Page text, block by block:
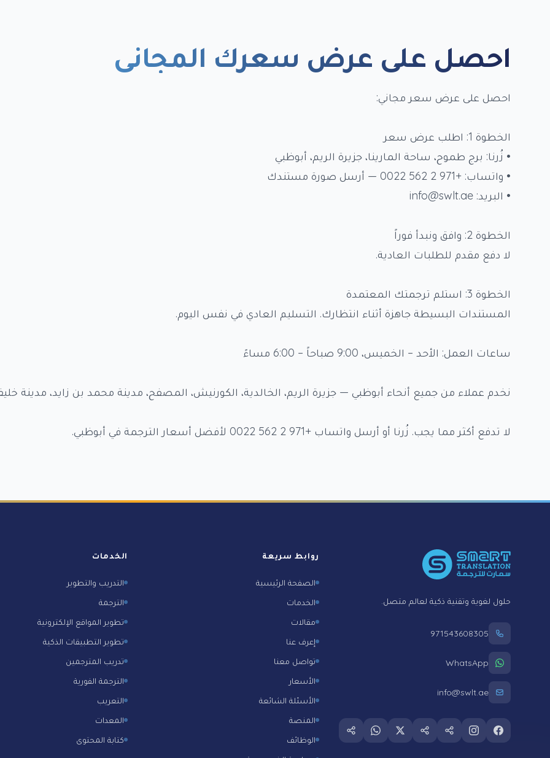
احصل على عرض سعرك المجاني
احصل على عرض سعر مجاني:
الخطوة 1: اطلب عرض سعر
• زُرنا: برج طموح، ساحة المارينا، جزيرة الريم، أبوظبي
• واتساب: +971 2 562 0022 — أرسل صورة مستندك
• البريد: info@swlt.ae
الخطوة 2: وافق ونبدأ فوراً
لا دفع مقدم للطلبات العادية.
الخطوة 3: استلم ترجمتك المعتمدة
المستندات البسيطة جاهزة أثناء انتظارك. التسليم العادي في نفس اليوم.
ساعات العمل: الأحد – الخميس، 9:00 صباحاً – 6:00 مساءً
نخدم عملاء من جميع أنحاء أبوظبي — جزيرة الريم، الخالدية، الكورنيش، المصفح، مدينة محمد بن زايد، مدينة
لا تدفع أكثر مما يجب. زُرنا أو أرسل واتساب +971 2 562 0022 لأفضل أسعار الترجمة في أبوظبي.
حلول لغوية وتقنية ذكية لعالم متصل.
971543608305
WhatsApp
info@swlt.ae
Follow us on facebook
Follow us on instagram
Follow us on snapchat
Follow us on tiktok
Follow us on twitter
Follow us on whatsapp
Follow us on
روابط سريعة
الصفحة الرئيسية
الخدمات
مقالات
إعرف عنا
تواصل معنا
الأسعار
الأسئلة الشائعة
المنصة
الوظائف
الخدمات
التدريب والتطوير
الترجمة
تطوير المواقع الإلكترونية
تطوير التطبيقات الذكية
تدريب المترجمين
الترجمة الفورية
التعريب
المعدات
كتابة المحتوى